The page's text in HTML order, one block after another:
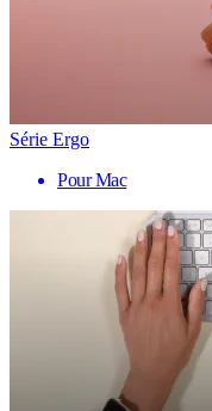
Série Ergo
Pour Mac